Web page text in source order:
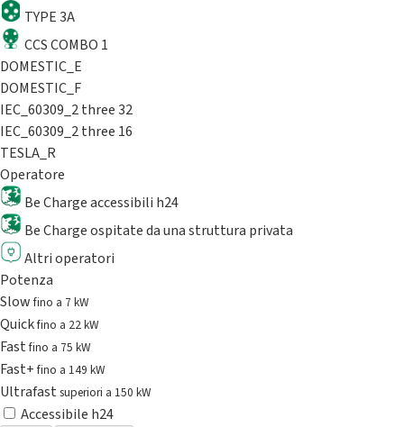
TYPE 3A
CCS COMBO 1
DOMESTIC_E
DOMESTIC_F
IEC_60309_2 three 32
IEC_60309_2 three 16
TESLA_R
Operatore
Be Charge accessibili h24
Be Charge ospitate da una struttura privata
Altri operatori
Potenza
Slowfino a 7 kW
Quickfino a 22 kW
Fastfino a 75 kW
Fast+fino a 149 kW
Ultrafast superiori a 150 kW
Accessibile h24